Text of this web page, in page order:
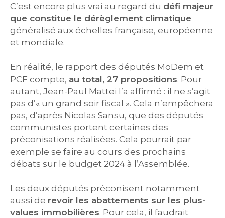
C’est encore plus vrai au regard du défi majeur
que constitue le dérèglement climatique
généralisé aux échelles française, européenne
et mondiale.
En réalité, le rapport des députés MoDem et
PCF compte, au total, 27 propositions. Pour
autant, Jean-Paul Mattei l’a affirmé : il ne s’agit
pas d’« un grand soir fiscal ». Cela n’empêchera
pas, d’après Nicolas Sansu, que des députés
communistes portent certaines des
préconisations réalisées. Cela pourrait par
exemple se faire au cours des prochains
débats sur le budget 2024 à l’Assemblée.
Les deux députés préconisent notamment
aussi de revoir les abattements sur les plus-
values immobilières. Pour cela, il faudrait